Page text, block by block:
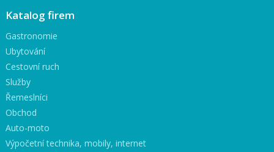
Katalog firem
Gastronomie
Ubytování
Cestovní ruch
Služby
Řemeslníci
Obchod
Auto-moto
Výpočetní technika, mobily, internet